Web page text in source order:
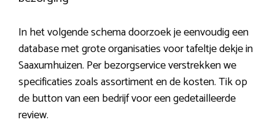
In het volgende schema doorzoek je eenvoudig een
database met grote organisaties voor tafeltje dekje in
Saaxumhuizen. Per bezorgservice verstrekken we
specificaties zoals assortiment en de kosten. Tik op
de button van een bedrijf voor een gedetailleerde
review.